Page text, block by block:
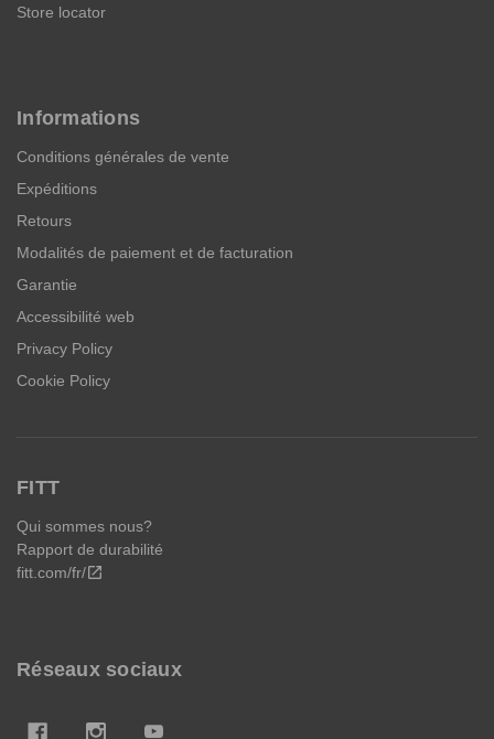
Store locator
Informations
Conditions générales de vente
Expéditions
Retours
Modalités de paiement et de facturation
Garantie
Accessibilité web
Privacy Policy
Cookie Policy
FITT
Qui sommes nous?
Rapport de durabilité
fitt.com/fr/open_in_new
Réseaux sociaux